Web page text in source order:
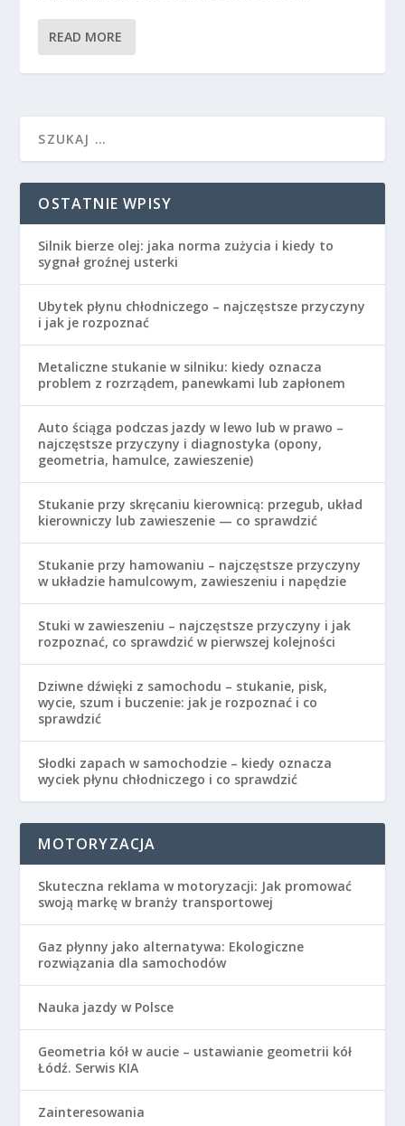
READ MORE
OSTATNIE WPISY
Silnik bierze olej: jaka norma zużycia i kiedy to
sygnał groźnej usterki
Ubytek płynu chłodniczego – najczęstsze przyczyny
i jak je rozpoznać
Metaliczne stukanie w silniku: kiedy oznacza
problem z rozrządem, panewkami lub zapłonem
Auto ściąga podczas jazdy w lewo lub w prawo –
najczęstsze przyczyny i diagnostyka (opony,
geometria, hamulce, zawieszenie)
Stukanie przy skręcaniu kierownicą: przegub, układ
kierowniczy lub zawieszenie — co sprawdzić
Stukanie przy hamowaniu – najczęstsze przyczyny
w układzie hamulcowym, zawieszeniu i napędzie
Stuki w zawieszeniu – najczęstsze przyczyny i jak
rozpoznać, co sprawdzić w pierwszej kolejności
Dziwne dźwięki z samochodu – stukanie, pisk,
wycie, szum i buczenie: jak je rozpoznać i co
sprawdzić
Słodki zapach w samochodzie – kiedy oznacza
wyciek płynu chłodniczego i co sprawdzić
MOTORYZACJA
Skuteczna reklama w motoryzacji: Jak promować
swoją markę w branży transportowej
Gaz płynny jako alternatywa: Ekologiczne
rozwiązania dla samochodów
Nauka jazdy w Polsce
Geometria kół w aucie – ustawianie geometrii kół
Łódź. Serwis KIA
Zainteresowania